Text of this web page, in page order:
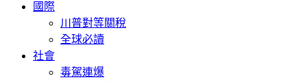
國際
川普對等關稅
全球必讀
社會
毒駕連爆